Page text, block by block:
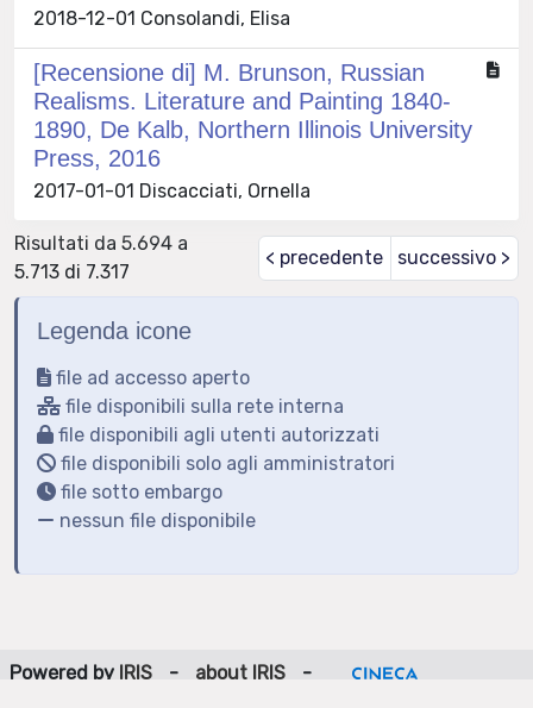
2018-12-01 Consolandi, Elisa
[Recensione di] M. Brunson, Russian
Realisms. Literature and Painting 1840-
1890, De Kalb, Northern Illinois University
Press, 2016
2017-01-01 Discacciati, Ornella
Risultati da 5.694 a
5.713 di 7.317
< precedente successivo >
Legenda icone
file ad accesso aperto
file disponibili sulla rete interna
file disponibili agli utenti autorizzati
file disponibili solo agli amministratori
file sotto embargo
nessun file disponibile
Powered by IRIS - about IRIS
-